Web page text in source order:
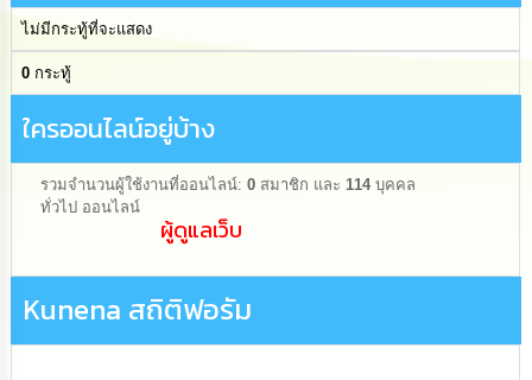
นโยบาย
No
Gift
Policy
การ
ดำเนิน
การ
เพื่อ
ทุจริต
ส่ง
ไม่มีกระทู้ที่จะแสดง
0 กระทู้
ใครออนไลน์อยู่บ้าง
รวมจำนวนผู้ใช้งานที่ออนไลน์:0 สมาชิก และ 114บุคคล
ทั่วไป ออนไลน์
ผู้ดูแลเว็บ
Kunena สถิติฟอรัม